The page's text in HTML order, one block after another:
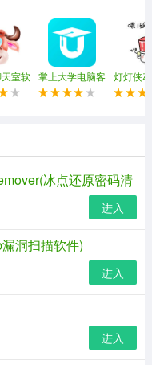
连接手机和电脑，将图
选择表情包中的设置，
室软 掌上大学电脑客
户端
灯灯侠
包
冰点还原密码清
进入
洞扫描软件)
进入
进入